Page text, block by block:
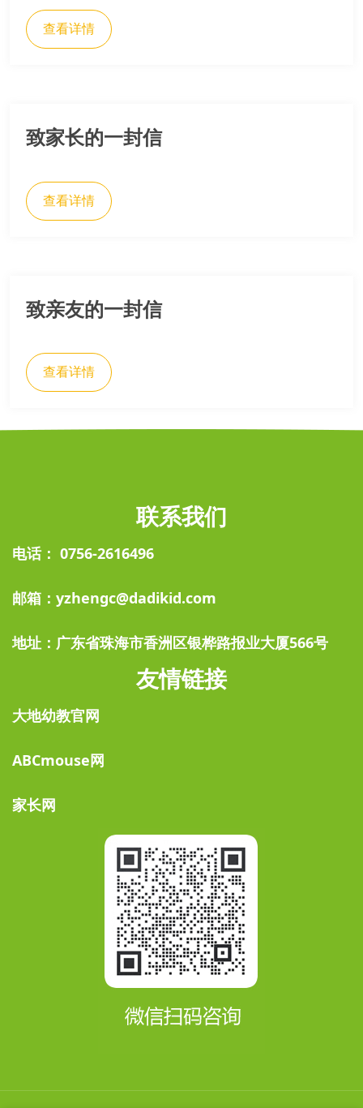
查看详情
致家长的一封信
查看详情
致亲友的一封信
查看详情
联系我们
电话： 0756-2616496
邮箱：yzhengc@dadikid.com
地址：广东省珠海市香洲区银桦路报业大厦566号
友情链接
大地幼教官网
ABCmouse网
家长网